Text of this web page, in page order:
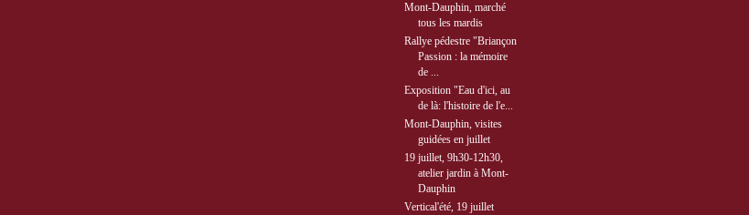
Mont-Dauphin, marché
tous les mardis
Rallye pédestre "Briançon
Passion : la mémoire
de ...
Exposition "Eau d'ici, au
de là: l'histoire de l'e...
Mont-Dauphin, visites
guidées en juillet
19 juillet, 9h30-12h30,
atelier jardin à Mont-
Dauphin
Vertical'été, 19 juillet